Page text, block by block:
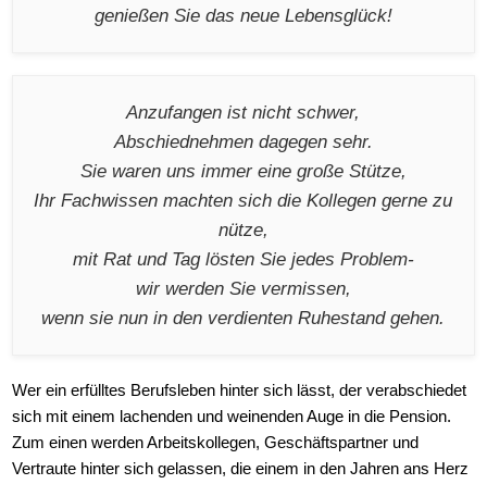
genießen Sie das neue Lebensglück!
Anzufangen ist nicht schwer,
Abschiednehmen dagegen sehr.
Sie waren uns immer eine große Stütze,
Ihr Fachwissen machten sich die Kollegen gerne zu
nütze,
mit Rat und Tag lösten Sie jedes Problem-
wir werden Sie vermissen,
wenn sie nun in den verdienten Ruhestand gehen.
Wer ein erfülltes Berufsleben hinter sich lässt, der verabschiedet
sich mit einem lachenden und weinenden Auge in die Pension.
Zum einen werden Arbeitskollegen, Geschäftspartner und
Vertraute hinter sich gelassen, die einem in den Jahren ans Herz